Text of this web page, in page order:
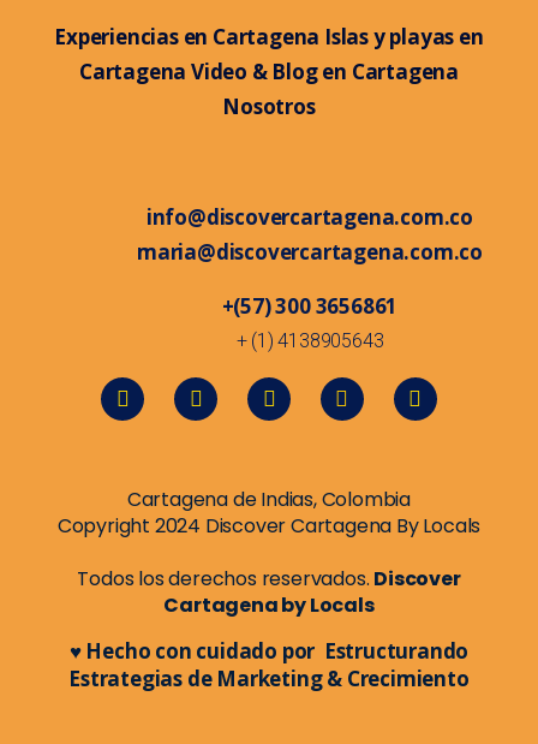
Experiencias en Cartagena Islas y playas en
Cartagena Video & Blog en Cartagena
Nosotros
info@discovercartagena.com.co
maria@discovercartagena.com.co
+(57) 300 3656861
+ (1) 4138905643
Cartagena de Indias, Colombia
Copyright 2024 Discover Cartagena By Locals
Todos los derechos reservados. Discover
Cartagena by Locals
♥ Hecho con cuidado por Estructurando
Estrategias de Marketing & Crecimiento